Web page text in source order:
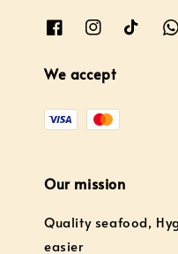
We accept
Our mission
Quality seafood,
easier